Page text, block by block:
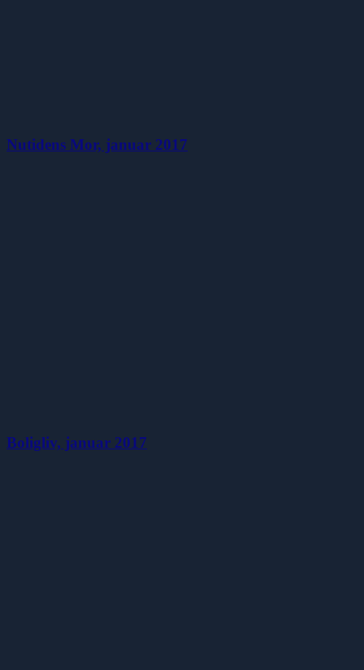
Nutidens Mor, januar 2017
Boligliv, januar 2017